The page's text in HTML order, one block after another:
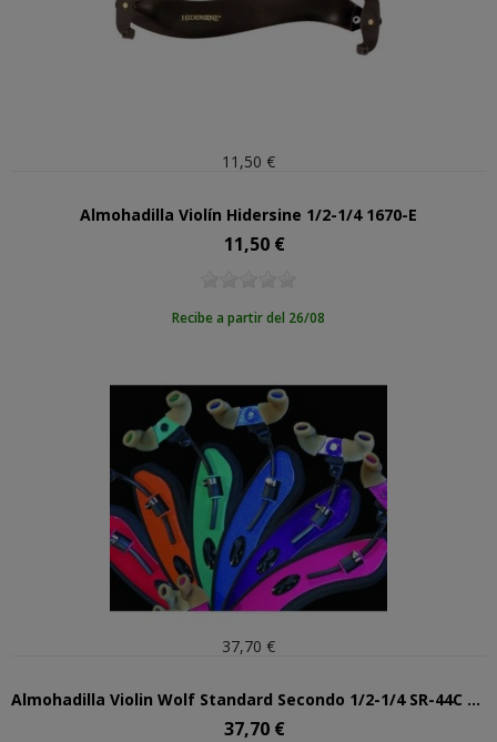
11,50 €
Almohadilla Violín Hidersine 1/2-1/4 1670-E
Precio
11,50 €
Recibe a partir del 26/08
37,70 €
Almohadilla Violin Wolf Standard Secondo 1/2-1/4 SR-44C Azul
Precio
37,70 €